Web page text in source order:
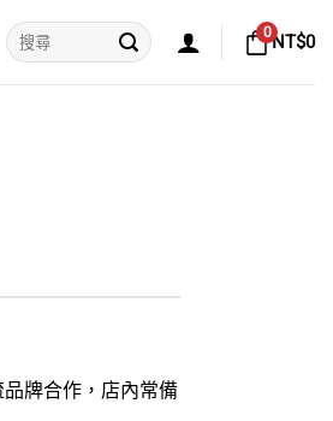
搜
尋
0NT$0
牌合作，店內常備